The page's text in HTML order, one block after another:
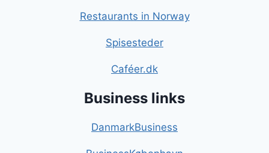
Restaurants in Norway
Spisesteder
Caféer.dk
Business links
DanmarkBusiness